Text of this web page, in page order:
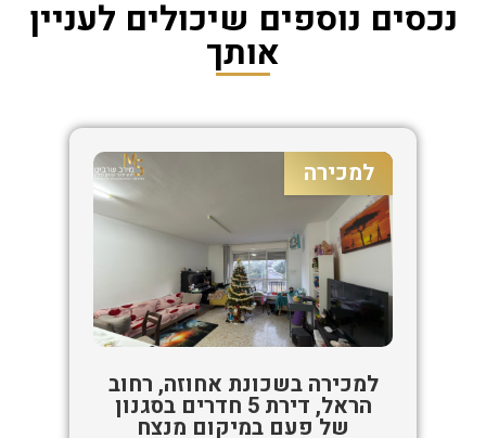
נכסים נוספים שיכולים לעניין
אותך
למכירה
למכירה בשכונת אחוזה, רחוב
הראל, דירת 5 חדרים בסגנון
של פעם במיקום מנצח